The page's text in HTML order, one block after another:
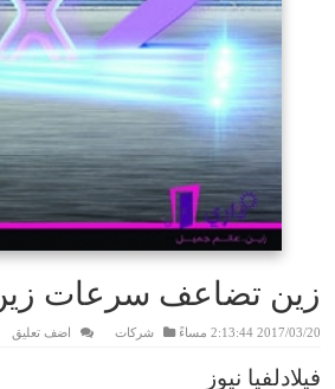
زين تضاعف سرعات زين
2017/03/20 2:13:44 مساءً شركات اضف تعليق
فيلادلفيا نيوز